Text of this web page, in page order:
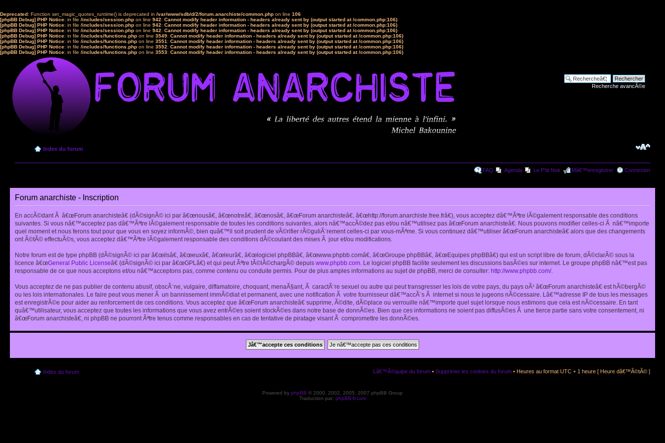
Deprecated: Function set_magic_quotes_runtime() is deprecated in /var/www/sdb/d/2/forum.anarchiste/common.php on line 106
[phpBB Debug] PHP Notice: in file /includes/session.php on line 942: Cannot modify header information - headers already sent by (output started at /common.php:106)
[phpBB Debug] PHP Notice: in file /includes/session.php on line 942: Cannot modify header information - headers already sent by (output started at /common.php:106)
[phpBB Debug] PHP Notice: in file /includes/session.php on line 942: Cannot modify header information - headers already sent by (output started at /common.php:106)
[phpBB Debug] PHP Notice: in file /includes/functions.php on line 3549: Cannot modify header information - headers already sent by (output started at /common.php:106)
[phpBB Debug] PHP Notice: in file /includes/functions.php on line 3551: Cannot modify header information - headers already sent by (output started at /common.php:106)
[phpBB Debug] PHP Notice: in file /includes/functions.php on line 3552: Cannot modify header information - headers already sent by (output started at /common.php:106)
[phpBB Debug] PHP Notice: in file /includes/functions.php on line 3553: Cannot modify header information - headers already sent by (output started at /common.php:106)
Recherche avancÃ©e
Index du forum
FAQ Agenda Le P'tit Noir Mâ€™enregistrer Connexion
Forum anarchiste - Inscription
En accÃ©dant Ã â€œForum anarchisteâ€ (dÃ©signÃ© ici par â€œnousâ€, â€œnotreâ€, â€œnosâ€, â€œForum anarchisteâ€, â€œhttp://forum.anarchiste.free.frâ€), vous acceptez dâ€™Ãªtre lÃ©galement responsable des conditions
suivantes. Si vous nâ€™acceptez pas dâ€™Ãªtre lÃ©galement responsable de toutes les conditions suivantes, alors nâ€™accÃ©dez pas et/ou nâ€™utilisez pas â€œForum anarchisteâ€. Nous pouvons modifier celles-ci Ã nâ€™importe
quel moment et nous ferons tout pour que vous en soyez informÃ©, bien quâ€™il soit prudent de vÃ©rifier rÃ©guliÃ¨rement celles-ci par vous-mÃªme. Si vous continuez dâ€™utiliser â€œForum anarchisteâ€ alors que des changements
ont Ã©tÃ© effectuÃ©s, vous acceptez dâ€™Ãªtre lÃ©galement responsable des conditions dÃ©coulant des mises Ã jour et/ou modifications.
Notre forum est de type phpBB (dÃ©signÃ© ici par â€œilsâ€, â€œeuxâ€, â€œleurâ€, â€œlogiciel phpBBâ€, â€œwww.phpbb.comâ€, â€œGroupe phpBBâ€, â€œEquipes phpBBâ€) qui est un script libre de forum, dÃ©clarÃ© sous la
licence â€œGeneral Public Licenseâ€ (dÃ©signÃ© ici par â€œGPLâ€) et qui peut Ãªtre tÃ©lÃ©chargÃ© depuis www.phpbb.com. Le logiciel phpBB facilite seulement les discussions basÃ©es sur internet. Le groupe phpBB nâ€™est pas
responsable de ce que nous acceptons et/ou nâ€™acceptons pas, comme contenu ou conduite permis. Pour de plus amples informations au sujet de phpBB, merci de consulter: http://www.phpbb.com/.
Vous acceptez de ne pas publier de contenu abusif, obscÃ¨ne, vulgaire, diffamatoire, choquant, menaÃ§ant, Ã caractÃ¨re sexuel ou autre qui peut transgresser les lois de votre pays, du pays oÃ¹ â€œForum anarchisteâ€ est hÃ©bergÃ©
ou les lois internationales. Le faire peut vous mener Ã un bannissement immÃ©diat et permanent, avec une notification Ã votre fournisseur dâ€™accÃ¨s Ã internet si nous le jugeons nÃ©cessaire. Lâ€™adresse IP de tous les messages
est enregistrÃ©e pour aider au renforcement de ces conditions. Vous acceptez que â€œForum anarchisteâ€ supprime, Ã©dite, dÃ©place ou verrouille nâ€™importe quel sujet lorsque nous estimons que cela est nÃ©cessaire. En tant
quâ€™utilisateur, vous acceptez que toutes les informations que vous avez entrÃ©es soient stockÃ©es dans notre base de donnÃ©es. Bien que ces informations ne soient pas diffusÃ©es Ã une tierce partie sans votre consentement, ni
â€œForum anarchisteâ€, ni phpBB ne pourront Ãªtre tenus comme responsables en cas de tentative de piratage visant Ã compromettre les donnÃ©es.
Index du forum Lâ€™Ã©quipe du forum • Supprimer les cookies du forum • Heures au format UTC + 1 heure [ Heure dâ€™Ã©tÃ© ]
Powered by phpBB © 2000, 2002, 2005, 2007 phpBB Group
Traduction par: phpBB-fr.com